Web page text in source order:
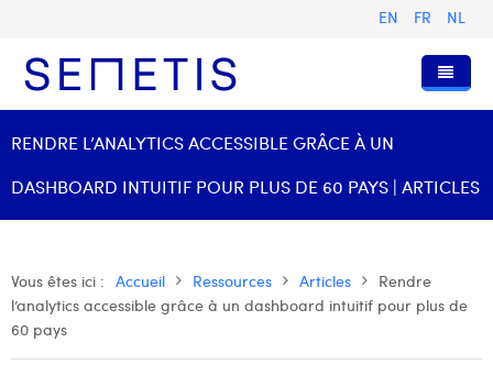
EN FR NL
Publicité Digitale
Technologie
Qui sommes-nous ?
L'équipe
Articles
Clients
RENDRE L’ANALYTICS ACCESSIBLE GRÂCE À UN
DASHBOARD INTUITIF POUR PLUS DE 60 PAYS | ARTICLES
Vous êtes ici : Accueil Ressources Articles
Rendre
l’analytics accessible grâce à un dashboard intuitif pour plus de
60 pays